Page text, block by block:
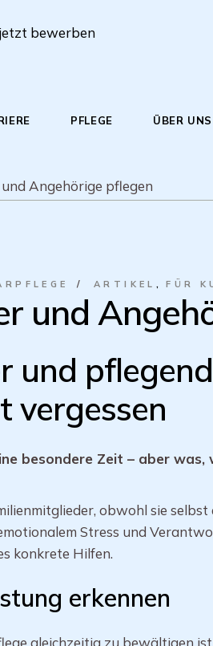
bewerben
PFLEGE ÜBER UNS
Angehörige pflegen
ARTIKEL FÜR
und
und
vergessen
besondere Zeit – aber was,
obwohl sie
Stress und
konkrete Hilfen.
erkennen
gleichzeitig zu bewältigen